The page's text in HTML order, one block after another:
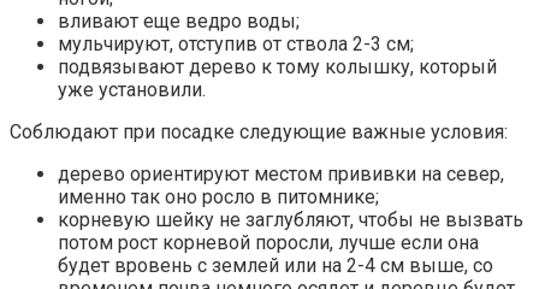
вливают еще ведро воды;
мульчируют, отступив от ствола 2-3 см;
подвязывают дерево к тому колышку, который
уже установили.
Соблюдают при посадке следующие важные условия:
дерево ориентируют местом прививки на север,
именно так оно росло в питомнике;
корневую шейку не заглубляют, чтобы не вызвать
потом рост корневой поросли, лучше если она
будет вровень с землей или на 2-4 см выше, со